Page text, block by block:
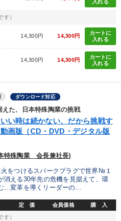
入れる
す）
14,300円 14,300円
カートに
入れる
14,300円 14,300円
カートに
入れる
ダウンロード対応
えた、日本特殊陶業の挑戦
い時は続かない、だから挑戦す
画版（CD・DVD・デジタル版
特殊陶業 会長兼社長)
をつけるスパークプラグで世界№１
消える30年先の危機を見据えて、環
…変革を導くリーダーの...
定 価 会員価格 購 入
す）